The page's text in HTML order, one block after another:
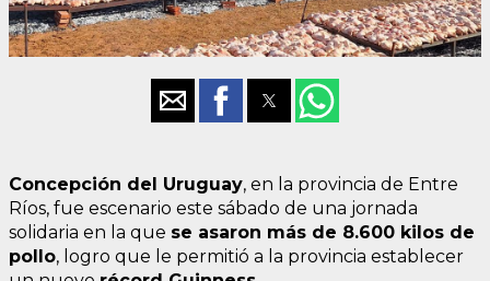
Concepción del Uruguay, en la provincia de Entre
Ríos, fue escenario este sábado de una jornada
solidaria en la que se asaron más de 8.600 kilos de
pollo, logro que le permitió a la provincia establecer